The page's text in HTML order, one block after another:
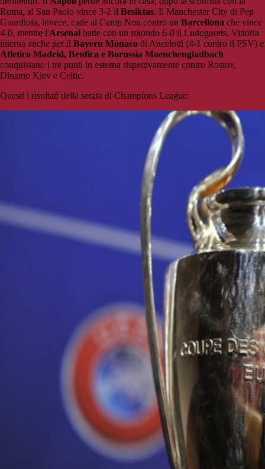
Roma, al San Paolo vince 3-2 il Besiktas. Il Manchester City di Pep
Guardiola, invece, cade al Camp Nou contro un Barcellona che vince
4-0, mentre l'Arsenal batte con un rotondo 6-0 il Ludogorets. Vittoria
interna anche per il Bayern Monaco di Ancelotti (4-1 contro il PSV) e
Atletico Madrid, Benfica e Borussia Moenchengladbach
conquistano i tre punti in esterna rispettivamente contro Rostov,
Dinamo Kiev e Celtic.
Questi i risultati della serata di Champions League: